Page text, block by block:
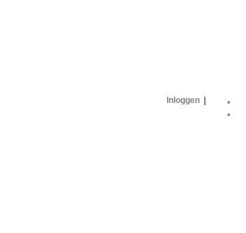
Inloggen